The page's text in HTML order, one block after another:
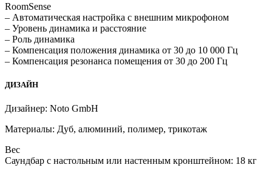
RoomSense
– Автоматическая настройка с внешним микрофоном
– Уровень динамика и расстояние
– Роль динамика
– Компенсация положения динамика от 30 до 10 000 Гц
– Компенсация резонанса помещения от 30 до 200 Гц
ДИЗАЙН
Дизайнер: Noto GmbH
Материалы: Дуб, алюминий, полимер, трикотаж
Вес
Саундбар с настольным или настенным кронштейном: 18 кг